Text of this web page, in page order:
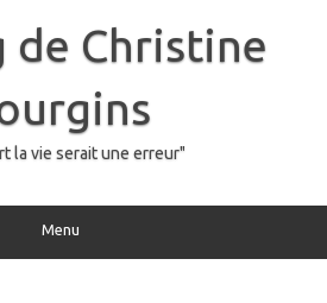
de Christine
la vie serait une erreur"
Menu